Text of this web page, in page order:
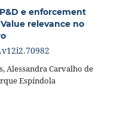
e enforcement
relevance no
Alessandra Carvalho de
Espíndola